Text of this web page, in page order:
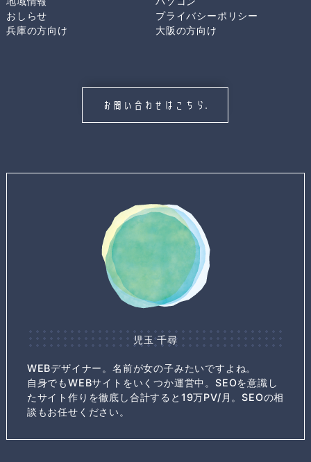
おしらせ
プライバシーポリシー
兵庫の方向け
大阪の方向け
お問い合わせはこちら.
児玉 千尋
WEBデザイナー。名前が女の子みたいですよね。
自身でもWEBサイトをいくつか運営中。SEOを意識し
たサイト作りを徹底し合計すると19万PV/月。SEOの相
談もお任せください。